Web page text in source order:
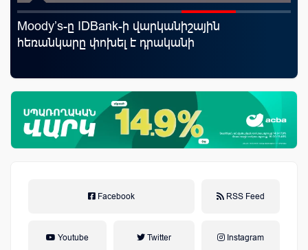
Moody’s-ը IDBank-ի վարկանիշային
հեռանկարը փոխել է դրականի
Facebook RSS Feed
Youtube Twitter Instagram